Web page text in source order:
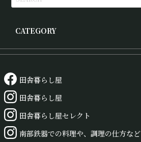
CATEGORY
田舎暮らし屋
田舎暮らし屋
田舎暮らし屋セレクト
南部鉄器での料理や、調理の仕方など